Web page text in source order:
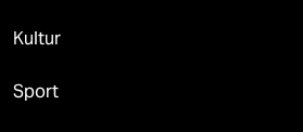
Kultur
Sport